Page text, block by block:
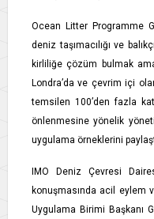
Ocean Litter Programme
deniz taşımacılığı ve
kirliliğe çözüm bulmak
Londra’da ve çevrim içi
temsilen 100’den fazla
önlenmesine yönelik
uygulama örneklerini
IMO Deniz Çevresi
konuşmasında acil eylem
Uygulama Birimi Başkanı